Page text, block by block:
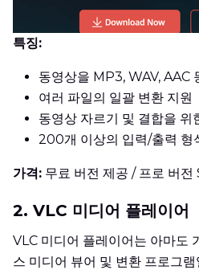
특징:
동영상을 MP3, WAV, AAC
여러 파일의 일괄 변환 지원
동영상 자르기 및 결합을 위
200개 이상의 입력/출력 형
가격: 무료 버전 제공 / 프로 버
2. VLC 미디어 플레이어
VLC 미디어 플레이어는 아마도
스 미디어 뷰어 및 변환 프로그